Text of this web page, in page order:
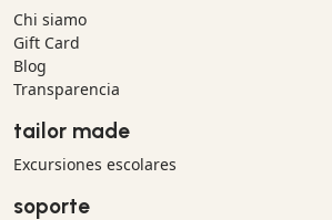
Chi siamo
Gift Card
Blog
Transparencia
tailor made
Excursiones escolares
soporte